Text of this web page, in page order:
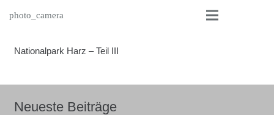
photo_camera
Nationalpark Harz – Teil III
Neueste Beiträge